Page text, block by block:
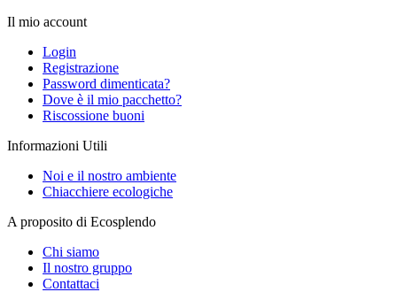
Il mio account
Login
Registrazione
Password dimenticata?
Dove è il mio pacchetto?
Riscossione buoni
Informazioni Utili
Noi e il nostro ambiente
Chiacchiere ecologiche
A proposito di Ecosplendo
Chi siamo
Il nostro gruppo
Contattaci